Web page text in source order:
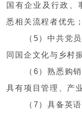
国有企业及行政、
悉相关流程者优先；
（5）中共党
同国企文化与乡村
（6）熟悉购
具有项目管理、产
（7）具备英